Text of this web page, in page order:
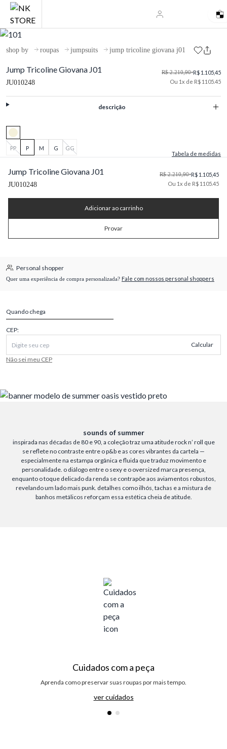
shop by roupas jumpsuits jump tricoline giovana j01
Jump Tricoline Giovana J01
JU010248
R$ 2.210,90•R$ 1.105,45
Ou 1x de R$ 1105.45
descrição
PP P M G
GG
Tabela de medidas
Jump Tricoline Giovana J01
JU010248
R$ 2.210,90•R$ 1.105,45
Ou 1x de R$ 1105.45
Adicionar ao carrinho
Provar
Personal shopper
Quer uma experiência de compra personalizada? Fale com nossos personal shoppers
Quando chega
CEP:
Calcular
Não sei meu CEP
sounds of summer
inspirada nas décadas de 80 e 90, a coleção traz uma atitude rock n’ roll que
se reflete no contraste entre o p&b e as cores vibrantes da cartela —
especialmente na estampa orgânica e fluida que traduz movimento e
personalidade. o diálogo entre o sexy e o oversized marca presença,
enquanto o toque delicado da renda se contrapõe aos aviamentos robustos,
revelando um lado mais punk. detalhes como ilhós, tachas e a mistura de
banhos metálicos reforçam essa estética cheia de atitude.
Cuidados com a peça
Aprenda como preservar suas roupas por mais tempo.
ver cuidados